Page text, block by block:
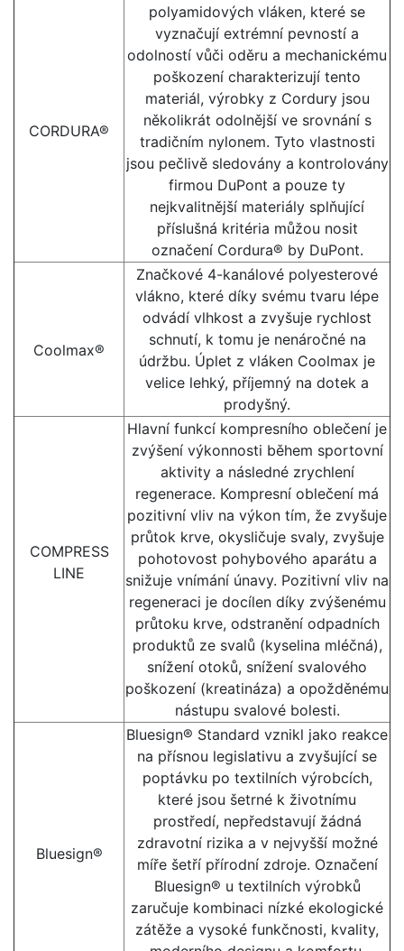
CORDURA®
polyamidových vláken, které se
vyznačují extrémní pevností a
odolností vůči oděru a mechanickému
poškození charakterizují tento
materiál, výrobky z Cordury jsou
několikrát odolnější ve srovnání s
tradičním nylonem. Tyto vlastnosti
jsou pečlivě sledovány a kontrolovány
firmou DuPont a pouze ty
nejkvalitnější materiály splňující
příslušná kritéria můžou nosit
označení Cordura® by DuPont.
Coolmax®
Značkové 4-kanálové polyesterové
vlákno, které díky svému tvaru lépe
odvádí vlhkost a zvyšuje rychlost
schnutí, k tomu je nenáročné na
údržbu. Úplet z vláken Coolmax je
velice lehký, příjemný na dotek a
prodyšný.
COMPRESS
LINE
Hlavní funkcí kompresního oblečení je
zvýšení výkonnosti během sportovní
aktivity a následné zrychlení
regenerace. Kompresní oblečení má
pozitivní vliv na výkon tím, že zvyšuje
průtok krve, okysličuje svaly, zvyšuje
pohotovost pohybového aparátu a
snižuje vnímání únavy. Pozitivní vliv na
regeneraci je docílen díky zvýšenému
průtoku krve, odstranění odpadních
produktů ze svalů (kyselina mléčná),
snížení otoků, snížení svalového
poškození (kreatináza) a opožděnému
nástupu svalové bolesti.
Bluesign®
Bluesign® Standard vznikl jako reakce
na přísnou legislativu a zvyšující se
poptávku po textilních výrobcích,
které jsou šetrné k životnímu
prostředí, nepředstavují žádná
zdravotní rizika a v nejvyšší možné
míře šetří přírodní zdroje. Označení
Bluesign® u textilních výrobků
zaručuje kombinaci nízké ekologické
zátěže a vysoké funkčnosti, kvality,